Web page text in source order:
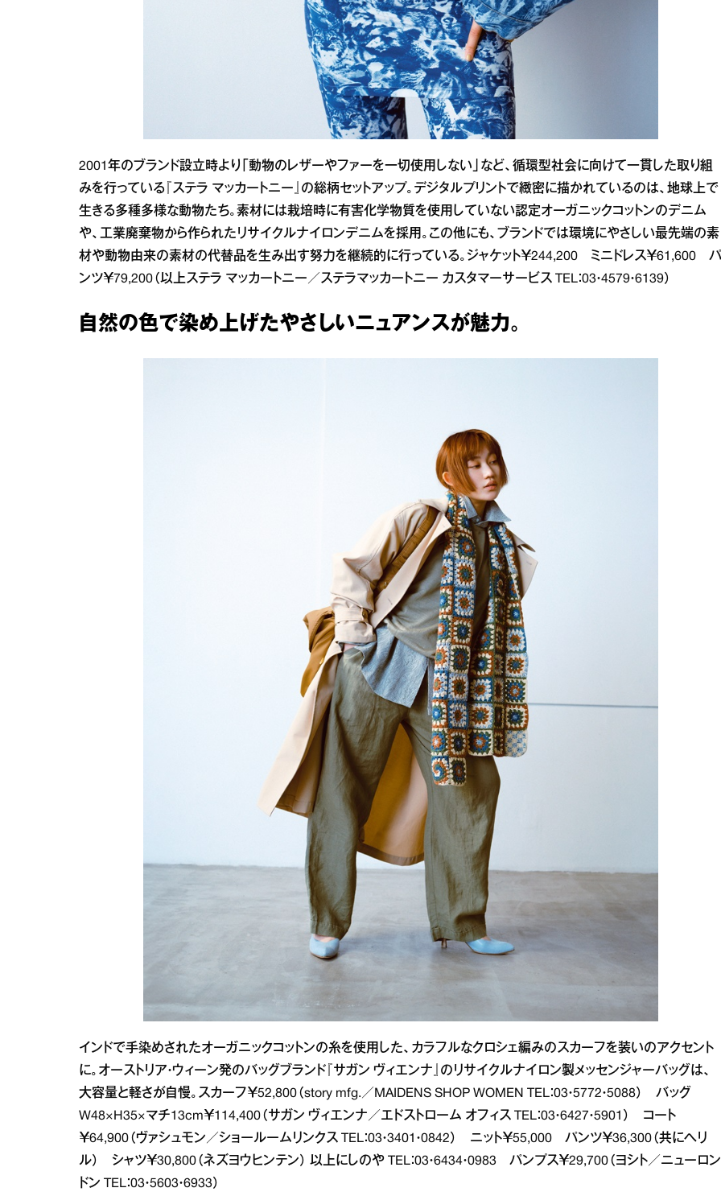
2001年のブランド設立時より「動物のレザーやファーを一切使用しない」など、循環型社会に向けて一貫した取り組
みを行っている『ステラ マッカートニー』の総柄セットアップ。デジタルプリントで緻密に描かれているのは、地球上で
生きる多種多様な動物たち。素材には栽培時に有害化学物質を使用していない認定オーガニックコットンのデニム
や、工業廃棄物から作られたリサイクルナイロンデニムを採用。この他にも、ブランドでは環境にやさしい最先端の素
材や動物由来の素材の代替品を生み出す努力を継続的に行っている。ジャケット￥244,200 ミニドレス￥61,600 パ
ンツ￥79,200（以上ステラ マッカートニー／ステラマッカートニー カスタマーサービス TEL：03・4579・6139）
自然の色で染め上げたやさしいニュアンスが魅力。
インドで手染めされたオーガニックコットンの糸を使用した、カラフルなクロシェ編みのスカーフを装いのアクセント
に。オーストリア・ウィーン発のバッグブランド『サガン ヴィエンナ』のリサイクルナイロン製メッセンジャーバッグは、
大容量と軽さが自慢。スカーフ￥52,800（story mfg.／MAIDENS SHOP WOMEN TEL：03・5772・5088） バッグ
W48×H35×マチ13cm￥114,400（サガン ヴィエンナ／エドストローム オフィス TEL：03・6427・5901） コート
￥64,900（ヴァシュモン／ショールームリンクス TEL：03・3401・0842） ニット￥55,000 パンツ￥36,300（共にへリ
ル） シャツ￥30,800（ネズヨウヒンテン） 以上にしのや TEL：03・6434・0983 パンプス￥29,700（ヨシト／ニューロン
ドン TEL：03・5603・6933）